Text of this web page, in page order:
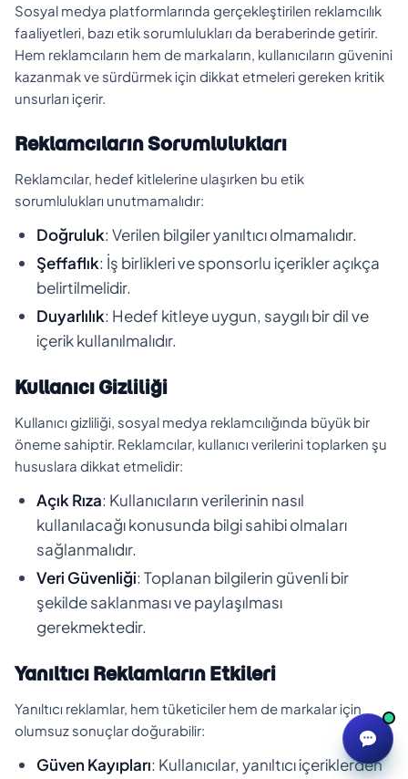
Sosyal medya platformlarında gerçekleştirilen reklamcılık
faaliyetleri, bazı etik sorumlulukları da beraberinde getirir.
Hem reklamcıların hem de markaların, kullanıcıların güvenini
kazanmak ve sürdürmek için dikkat etmeleri gereken kritik
unsurları içerir.
Reklamcıların Sorumlulukları
Reklamcılar, hedef kitlelerine ulaşırken bu etik
sorumlulukları unutmamalıdır:
Doğruluk: Verilen bilgiler yanıltıcı olmamalıdır.
Şeffaflık: İş birlikleri ve sponsorlu içerikler açıkça
belirtilmelidir.
Duyarlılık: Hedef kitleye uygun, saygılı bir dil ve
içerik kullanılmalıdır.
Kullanıcı Gizliliği
Kullanıcı gizliliği, sosyal medya reklamcılığında büyük bir
öneme sahiptir. Reklamcılar, kullanıcı verilerini toplarken şu
hususlara dikkat etmelidir:
Açık Rıza: Kullanıcıların verilerinin nasıl
kullanılacağı konusunda bilgi sahibi olmaları
sağlanmalıdır.
Veri Güvenliği: Toplanan bilgilerin güvenli bir
şekilde saklanması ve paylaşılması
gerekmektedir.
Yanıltıcı Reklamların Etkileri
Yanıltıcı reklamlar, hem tüketiciler hem de markalar için
olumsuz sonuçlar doğurabilir:
Güven Kayıpları: Kullanıcılar, yanıltıcı içeriklerden